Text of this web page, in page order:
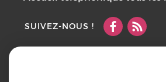
SUIVEZ-NOUS !